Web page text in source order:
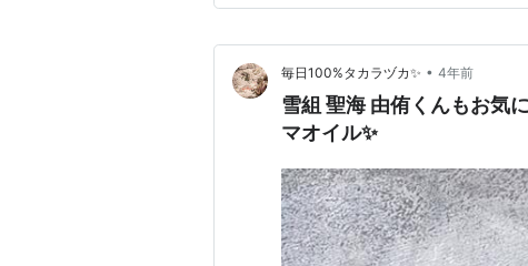
か心配し…
毎日100%タカラヅカ✨ • 4年前
雪組 聖海 由侑くんもお気
マオイル✨